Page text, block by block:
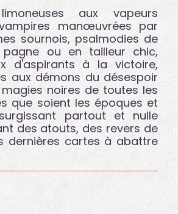
aux vapeurs
manœuvrées par
sournois, psalmodies de
ou en tailleur chic,
d'aspirants à la victoire,
aux démons du désespoir
noires de toutes les
que soient les époques et
partout et nulle
des atouts, des revers de
dernières cartes à abattre